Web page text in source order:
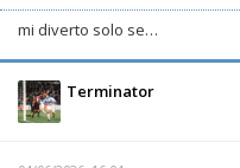
mi diverto solo se…
Terminator